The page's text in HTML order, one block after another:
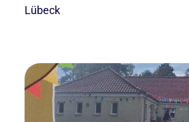
Lübeck